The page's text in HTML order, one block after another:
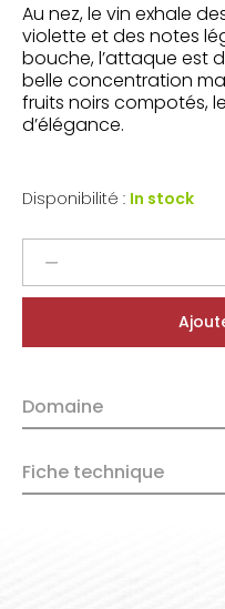
Au nez, le vin exhale
violette et des notes
bouche, l’attaque est
belle concentration
fruits noirs compotés,
d’élégance.
Disponibilité : In stock
Crozes
Rouge
quantity
Domaine
Fiche technique